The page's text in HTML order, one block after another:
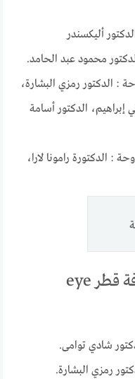
أليكسندر
محمود عبد الحامد.
: الدكتور رمزي البشارة،
إبراهيم، الدكتور أسامة
: الدكتورة رامونا لارا،
أحسن دكتور عيون في الغرافة قطر eye
شادي توامى.
رمزي البشارة.